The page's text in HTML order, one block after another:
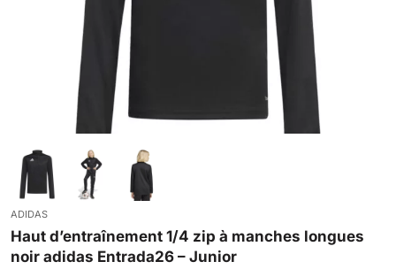
Créer une boutique club
Boutiques clubs
ADIDAS
Haut d’entraînement 1/4 zip à manches longues
noir adidas Entrada26 – Junior